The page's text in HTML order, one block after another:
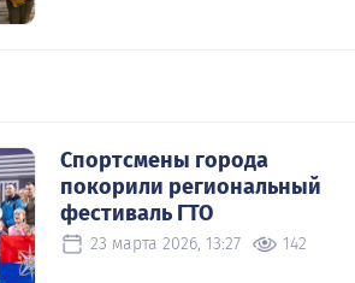
Спортсмены города
покорили региональный
фестиваль ГТО
23 марта 2026, 13:27 142